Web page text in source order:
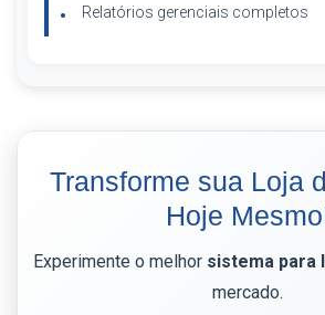
Relatórios gerenciais completos
Transforme sua Loja
Hoje
Experimente o melhor sistema para
mercado.